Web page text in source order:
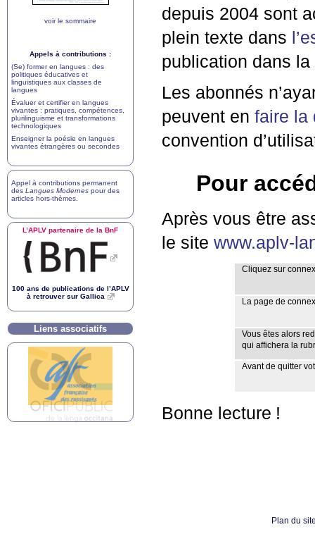
depuis 2004 sont
plein texte dans
publication dans
Les abonnés
peuvent en faire la
convention
Pour
Après vous être
le site www.aplv-
Cliquez sur
La page de
Vous êtes alors
qui affichera la
Avant de quitter
Bonne lecture !
voir le sommaire
Appels à contributions :
(Se) former en langues : des
politiques éducatives et
linguistiques aux classes de
langues
Évaluer et certifier en langues
vivantes : pratiques, compétences,
plurilinguisme et transformations
technologiques
Enseigner la poésie en langues
vivantes étrangères ou secondes
Appel à contributions permanent
des Langues Modernes pour des
articles hors-thèmes
L’APLV partenaire de la BnF
100 ans de publications de l’APLV
à retrouver sur Gallica
Liens associatifs
Plan du